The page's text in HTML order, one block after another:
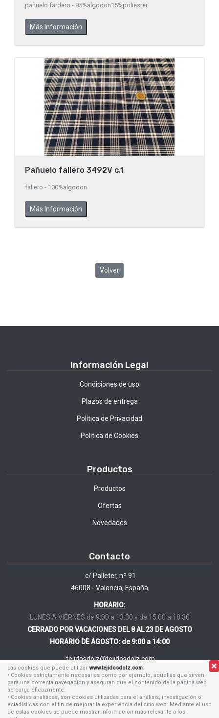
Las cookies que puede utilizar www.tejidosdolz.com:
• Cookies estrictamente necesarias como por ejemplo, aquellas que sirven
para una correcta navegación y aseguran que el contenido de la página web
se carga eficazmente.
• Cookies analíticas, son cookies utilizadas para el análisis, investigación o
estadísticas con el fin de mejorar la experiencia del sitio web. Mediante el uso
de estas cookies se puede mostrar información más relevante a los
pañuelo fardero - 85%algodon15%poliester
Más Información
Pañuelo fallero 3492V c.1
fallero - 100%algodon
Más Información
Volver
Información Legal
Condiciones de uso
Plazos de entrega
Política de Privacidad
Política de Cookies
Productos
Productos
Ofertas
Novedades
Contacto
c/ Palleter, nº 91
46008 - Valencia, España
HORARIO:
LUNES A VIERNES de 9:00 a 13:30 y de 15:00 a 18:30
CERRADO POR VACACIONES DEL 8 AL 23 DE AGOSTO
HORARIO DE AGOSTO: de 9:00 a 14:00
tejidosdolz@tejidosdolz.com
96 384 62 24
630 168 464